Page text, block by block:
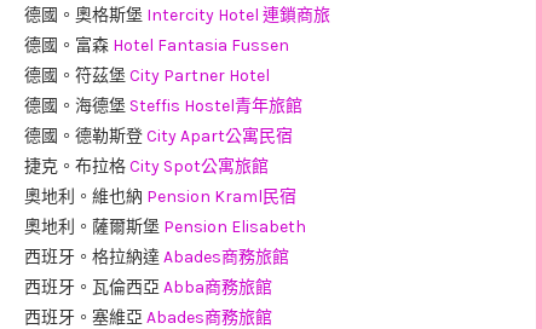
德國。奧格斯堡 Intercity Hotel 連鎖商旅
德國。富森 Hotel Fantasia Fussen
德國。符茲堡 City Partner Hotel
德國。海德堡 Steffis Hostel青年旅館
德國。德勒斯登City Apart公寓民宿
捷克。布拉格City Spot公寓旅館
奧地利。維也納 Pension Kraml民宿
奧地利。薩爾斯堡 Pension Elisabeth
西班牙。格拉納達 Abades商務旅館
西班牙。瓦倫西亞 Abba商務旅館
西班牙。塞維亞 Abades商務旅館